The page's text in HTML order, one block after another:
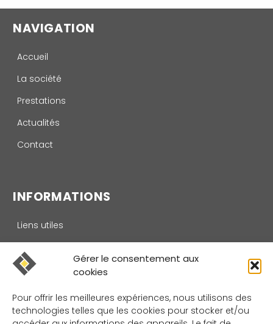
Gérer le consentement aux
cookies
Pour offrir les meilleures expériences, nous utilisons des
technologies telles que les cookies pour stocker et/ou
NAVIGATION
Accueil
La société
Prestations
Actualités
Contact
INFORMATIONS
Liens utiles
Politique de confidentialité